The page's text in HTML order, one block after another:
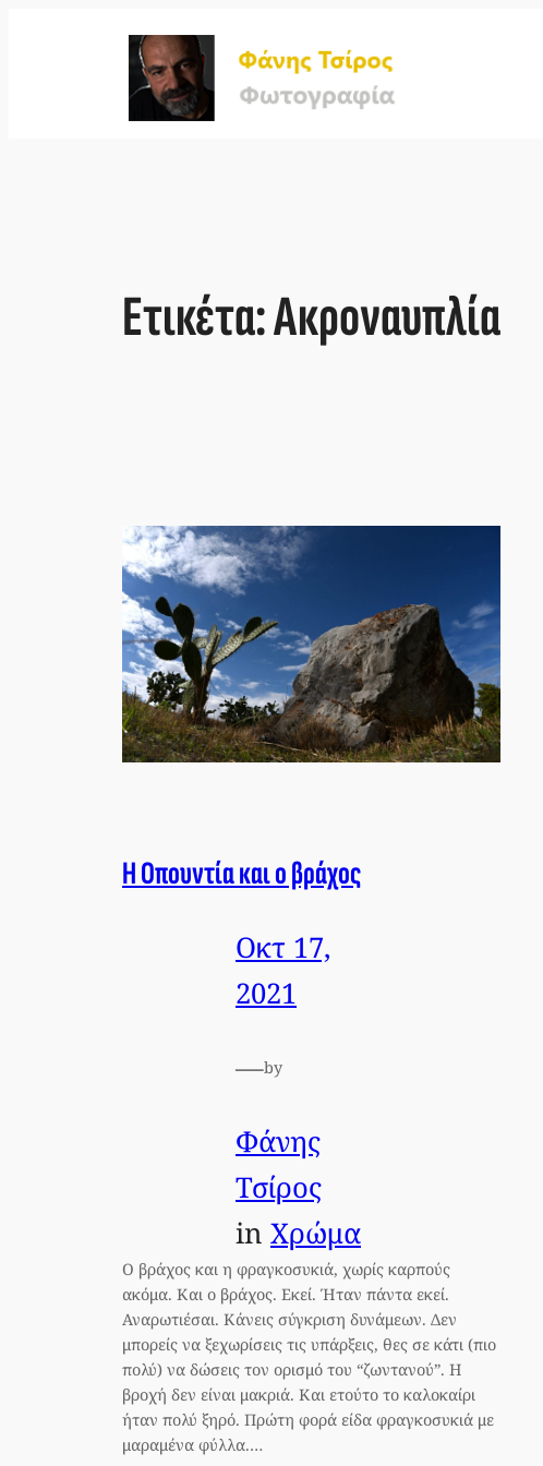
Μετάβαση
περιεχόμενο
Ετικέτα:Ακροναυπλία
Η Οπουντία και ο βράχος
Οκτ 17,
2021
—by
Φάνης
Τσίρος
in Χρώμα
Ο βράχος και η φραγκοσυκιά, χωρίς καρπούς
ακόμα. Και ο βράχος. Εκεί. Ήταν πάντα εκεί.
Αναρωτιέσαι. Κάνεις σύγκριση δυνάμεων. Δεν
μπορείς να ξεχωρίσεις τις υπάρξεις, θες σε κάτι (πιο
πολύ) να δώσεις τον ορισμό του “ζωντανού”. Η
βροχή δεν είναι μακριά. Και ετούτο το καλοκαίρι
ήταν πολύ ξηρό. Πρώτη φορά είδα φραγκοσυκιά με
μαραμένα φύλλα.…